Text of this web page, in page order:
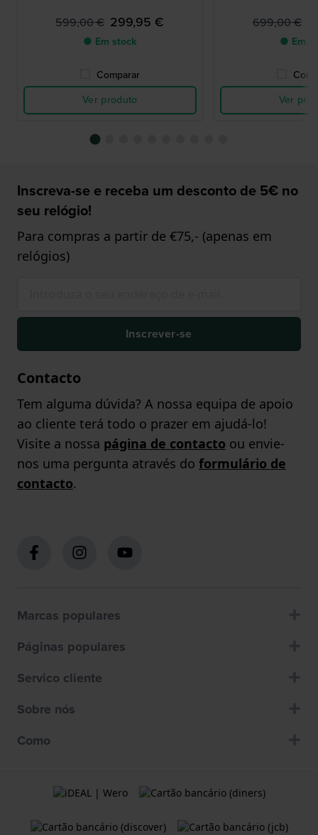
599,00 € 299,95 €
● Em stock
Comparar
Ver produto
699,00 €
● Em
Ver
Inscreva-se e receba um desconto de 5€ no
seu relógio!
Para compras a partir de €75,- (apenas em
relógios)
Inscrever-se
Contacto
Tem alguma dúvida? A nossa equipa de apoio
ao cliente terá todo o prazer em ajudá-lo!
Visite a nossa página de contacto ou envie-
nos uma pergunta através do formulário de
contacto.
Marcas populares
Páginas populares
Servico cliente
Sobre nós
Como